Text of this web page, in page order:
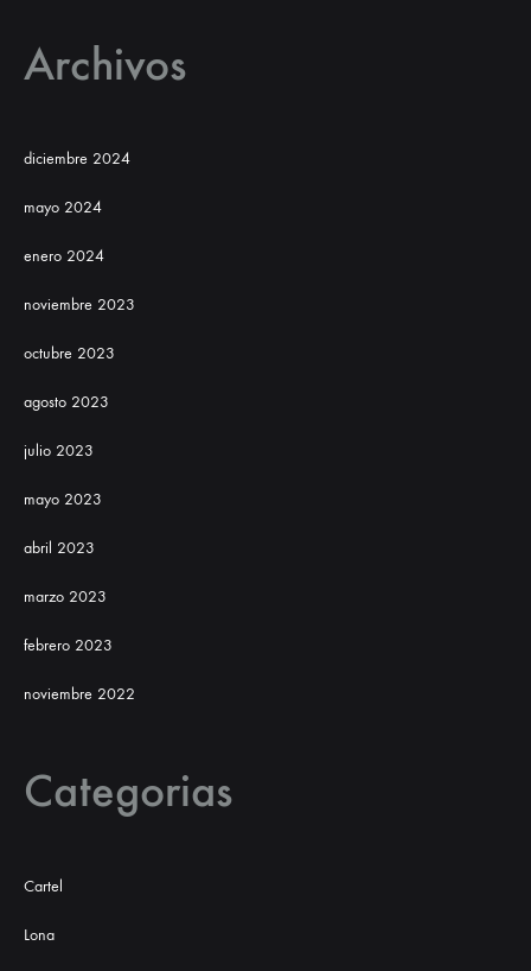
Archivos
diciembre 2024
mayo 2024
enero 2024
noviembre 2023
octubre 2023
agosto 2023
julio 2023
mayo 2023
abril 2023
marzo 2023
febrero 2023
noviembre 2022
Categorias
Cartel
Lona